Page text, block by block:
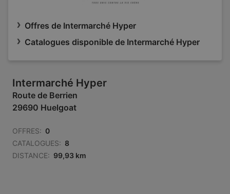
Offres de Intermarché Hyper
Catalogues disponible de Intermarché Hyper
Intermarché Hyper
Route de Berrien
29690 Huelgoat
OFFRES: 0
CATALOGUES: 8
DISTANCE: 99,93 km